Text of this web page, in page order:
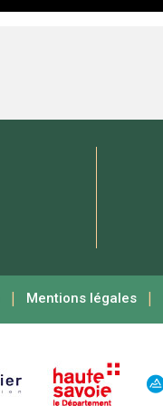
| Mentions légales |